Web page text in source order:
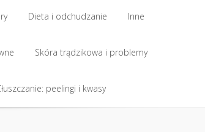
Dieta i odchudzanie Inne
Skóra trądzikowa i problemy
peelingi i kwasy